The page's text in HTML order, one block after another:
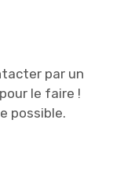
par un
le faire !
possible.